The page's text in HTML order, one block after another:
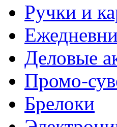
Ручки и
Деловые
Промо-
Брелоки